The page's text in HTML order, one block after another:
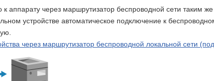
к аппарату через маршрутизатор беспроводной сети таким
устройстве автоматическое подключение к
через маршрутизатор беспроводной локальной сети